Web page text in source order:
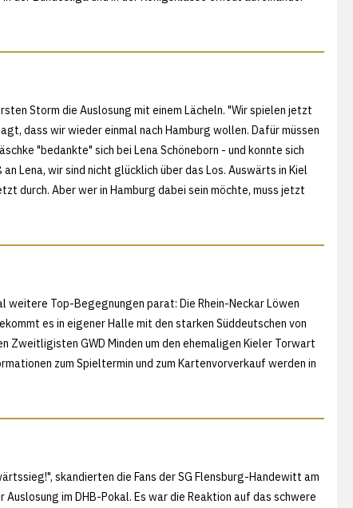
Storm die Auslosung mit einem Lächeln. "Wir spielen jetzt
dass wir wieder einmal nach Hamburg wollen. Dafür müssen
"bedankte" sich bei Lena Schöneborn - und konnte sich
Lena, wir sind nicht glücklich über das Los. Auswärts in Kiel
durch. Aber wer in Hamburg dabei sein möchte, muss jetzt
weitere Top-Begegnungen parat: Die Rhein-Neckar Löwen
es in eigener Halle mit den starken Süddeutschen von
Zweitligisten GWD Minden um den ehemaligen Kieler Torwart
zum Spieltermin und zum Kartenvorverkauf werden in
skandierten die Fans der SG Flensburg-Handewitt am
Auslosung im DHB-Pokal. Es war die Reaktion auf das schwere